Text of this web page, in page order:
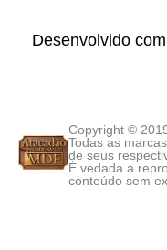
Desenvolvido com
Copyright ©
Todas as
de seus
É vedada a
conteúdo sem